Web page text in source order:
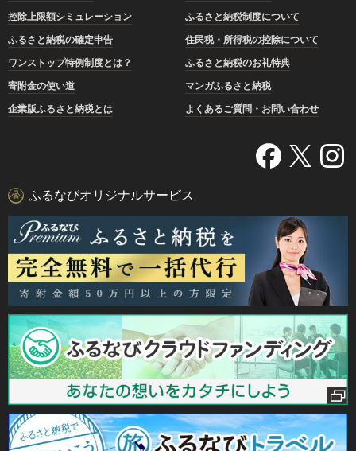
控除上限額シミュレーション
ふるさと納税制度について
ふるさと納税の確定申告
住民税・所得税の控除について
ワンストップ特例制度とは？
ふるさと納税のお礼特典
寄附金の使い道
マンガふるさと納税
企業版ふるさと納税とは
よくあるご質問・お問い合わせ
ふるなびオリジナルサービス